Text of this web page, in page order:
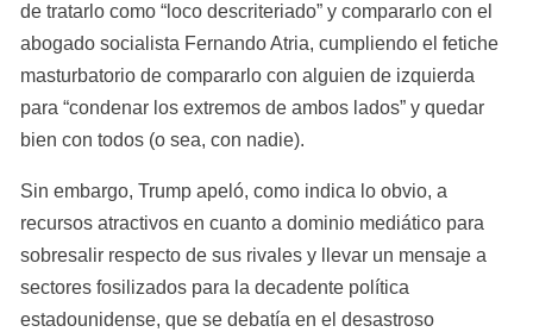
de tratarlo como “loco descriteriado” y compararlo con el
abogado socialista Fernando Atria, cumpliendo el fetiche
masturbatorio de compararlo con alguien de izquierda
para “condenar los extremos de ambos lados” y quedar
bien con todos (o sea, con nadie).
Sin embargo, Trump apeló, como indica lo obvio, a
recursos atractivos en cuanto a dominio mediático para
sobresalir respecto de sus rivales y llevar un mensaje a
sectores fosilizados para la decadente política
estadounidense, que se debatía en el desastroso